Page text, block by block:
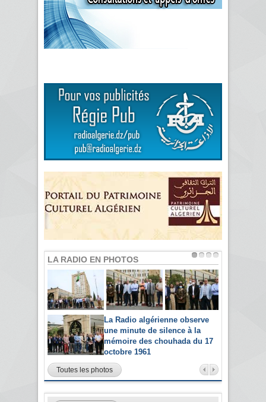
LA RADIO EN PHOTOS
La Radio algérienne observe
une minute de silence à la
mémoire des chouhada du 17
octobre 1961
Toutes les photos